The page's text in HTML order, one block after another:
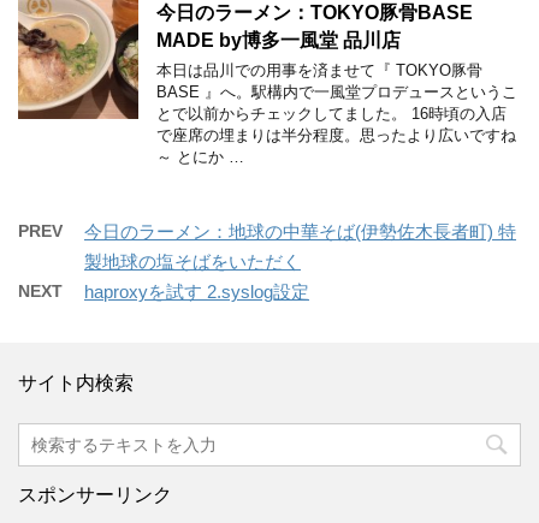
今日のラーメン：TOKYO豚骨BASE
MADE by博多一風堂 品川店
本日は品川での用事を済ませて『 TOKYO豚骨
BASE 』へ。駅構内で一風堂プロデュースというこ
とで以前からチェックしてました。 16時頃の入店
で座席の埋まりは半分程度。思ったより広いですね
～ とにか …
PREV
今日のラーメン：地球の中華そば(伊勢佐木長者町) 特
製地球の塩そばをいただく
NEXT haproxyを試す 2.syslog設定
サイト内検索
スポンサーリンク